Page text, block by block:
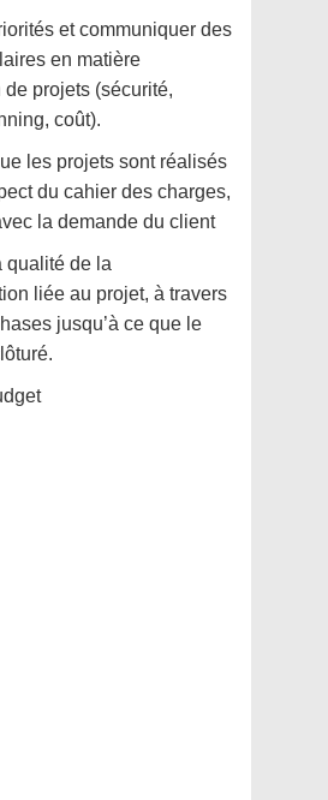
et communiquer des
en matière
de projets (sécurité,
coût).
les projets sont réalisés
du cahier des charges,
la demande du client
qualité de la
liée au projet, à travers
jusqu’à ce que le